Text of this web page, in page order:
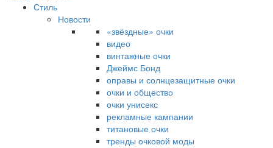
Стиль
Новости
«звёздные» очки
видео
винтажные очки
Джеймс Бонд
оправы и солнцезащитные очки
очки и общество
очки унисекс
рекламные кампании
титановые очки
тренды очковой моды